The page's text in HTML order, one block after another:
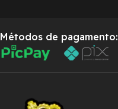
Métodos de pagamento: